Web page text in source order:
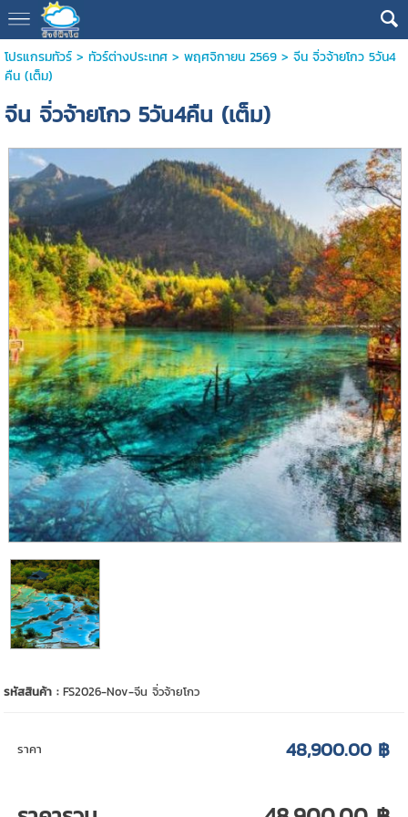
โปรแกรมทัวร์> ทัวร์ต่างประเทศ> พฤศจิกายน 2569> จีน จิ่วจ้ายโกว 5วัน4
คืน (เต็ม)
จีน จิ่วจ้ายโกว 5วัน4คืน (เต็ม)
รหัสสินค้า :FS2026-Nov-จีน จิ่วจ้ายโกว
ราคา 48,900.00 ฿